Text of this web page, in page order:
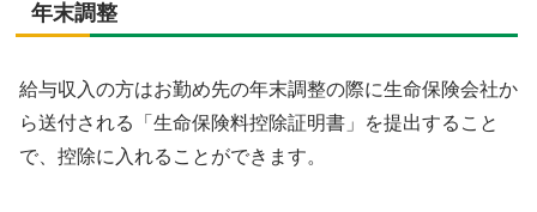
年末調整
給与収入の方はお勤め先の年末調整の際に生命保険会社か
ら送付される「生命保険料控除証明書」を提出すること
で、控除に入れることができます。